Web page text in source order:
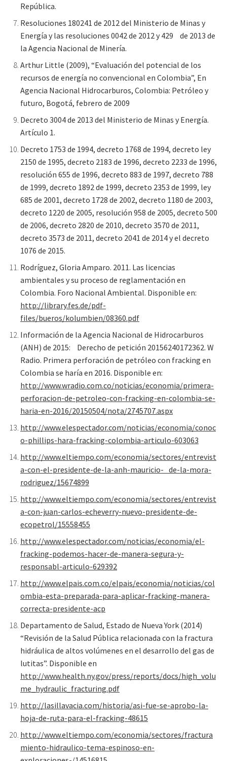
República.
Resoluciones 180241 de 2012 del Ministerio de Minas y
Energía y las resoluciones 0042 de 2012 y 429 de 2013 de
la Agencia Nacional de Minería.
Arthur Little (2009), “Evaluación del potencial de los
recursos de energía no convencional en Colombia”, En
Agencia Nacional Hidrocarburos, Colombia: Petróleo y
futuro, Bogotá, febrero de 2009
Decreto 3004 de 2013 del Ministerio de Minas y Energía.
Artículo 1.
Decreto 1753 de 1994, decreto 1768 de 1994, decreto ley
2150 de 1995, decreto 2183 de 1996, decreto 2233 de 1996,
resolución 655 de 1996, decreto 883 de 1997, decreto 788
de 1999, decreto 1892 de 1999, decreto 2353 de 1999, ley
685 de 2001, decreto 1728 de 2002, decreto 1180 de 2003,
decreto 1220 de 2005, resolución 958 de 2005, decreto 500
de 2006, decreto 2820 de 2010, decreto 3570 de 2011,
decreto 3573 de 2011, decreto 2041 de 2014 y el decreto
1076 de 2015.
Rodríguez, Gloria Amparo. 2011. Las licencias
ambientales y su proceso de reglamentación en
Colombia. Foro Nacional Ambiental. Disponible en:
http://library.fes.de/pdf-
files/bueros/kolumbien/08360.pdf
Información de la Agencia Nacional de Hidrocarburos
(ANH) de 2015: Derecho de petición 20156240172362. W
Radio. Primera perforación de petróleo con fracking en
Colombia se haría en 2016. Disponible en:
http://www.wradio.com.co/noticias/economia/primera-
perforacion-de-petroleo-con-fracking-en-colombia-se-
haria-en-2016/20150504/nota/2745707.aspx
http://www.elespectador.com/noticias/economia/conoc
o-phillips-hara-fracking-colombia-articulo-603063
http://www.eltiempo.com/economia/sectores/entrevist
a-con-el-presidente-de-la-anh-mauricio- de-la-mora-
rodriguez/15674899
http://www.eltiempo.com/economia/sectores/entrevist
a-con-juan-carlos-echeverry-nuevo-presidente-de-
ecopetrol/15558455
http://www.elespectador.com/noticias/economia/el-
fracking-podemos-hacer-de-manera-segura-y-
responsabl-articulo-629392
http://www.elpais.com.co/elpais/economia/noticias/col
ombia-esta-preparada-para-aplicar-fracking-manera-
correcta-presidente-acp
Departamento de Salud, Estado de Nueva York (2014)
“Revisión de la Salud Pública relacionada con la fractura
hidráulica de altos volúmenes en el desarrollo del gas de
lutitas”. Disponible en
http://www.health.ny.gov/press/reports/docs/high_volu
me_hydraulic_fracturing.pdf
http://lasillavacia.com/historia/asi-fue-se-aprobo-la-
hoja-de-ruta-para-el-fracking-48615
http://www.eltiempo.com/economia/sectores/fractura
miento-hidraulico-tema-espinoso-en-